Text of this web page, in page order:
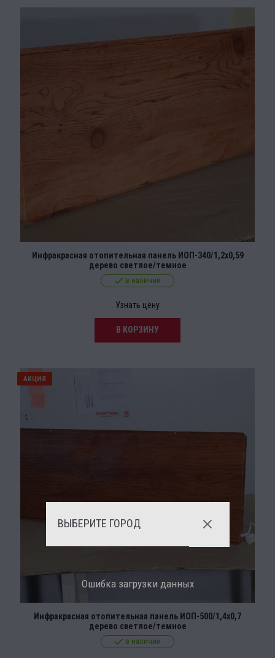
Инфракрасная отопительная панель ИОП-340/1,2х0,59
дерево светлое/темное
в наличии
Узнать цену
В КОРЗИНУ
АКЦИЯ
Инфракрасная отопительная панель ИОП-500/1,4х0,7
дерево светлое/темное
в наличии
ВЫБЕРИТЕ ГОРОД
Ошибка загрузки данных